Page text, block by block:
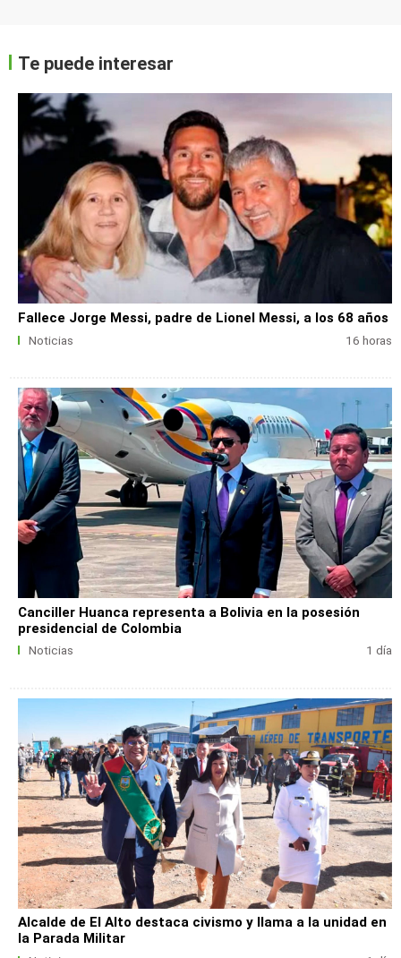
Te puede interesar
Fallece Jorge Messi, padre de Lionel Messi, a los 68 años
Noticias 16 horas
Canciller Huanca representa a Bolivia en la posesión
presidencial de Colombia
Noticias 1 día
Alcalde de El Alto destaca civismo y llama a la unidad en
la Parada Militar